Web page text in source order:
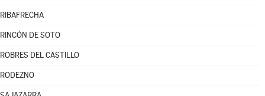
RIBAFRECHA
RINCÓN DE SOTO
ROBRES DEL CASTILLO
RODEZNO